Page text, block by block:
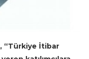
“Türkiye İtibar